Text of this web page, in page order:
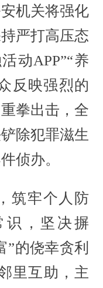
机关将强化
严打高压态
动APP”“养
反映强烈的
拳出击，全
除犯罪滋生
侦办。
牢个人防
识，坚决摒
”的侥幸贪利
里互助，主